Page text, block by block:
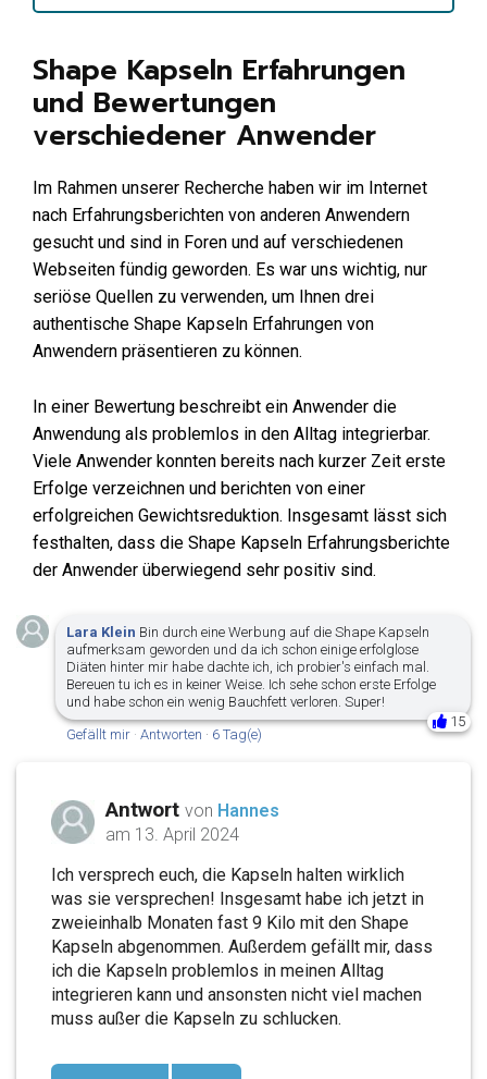
Shape Kapseln Erfahrungen
und Bewertungen
verschiedener Anwender
Im Rahmen unserer Recherche haben wir im Internet
nach Erfahrungsberichten von anderen Anwendern
gesucht und sind in Foren und auf verschiedenen
Webseiten fündig geworden. Es war uns wichtig, nur
seriöse Quellen zu verwenden, um Ihnen drei
authentische Shape Kapseln Erfahrungen von
Anwendern präsentieren zu können.
In einer Bewertung beschreibt ein Anwender die
Anwendung als problemlos in den Alltag integrierbar.
Viele Anwender konnten bereits nach kurzer Zeit erste
Erfolge verzeichnen und berichten von einer
erfolgreichen Gewichtsreduktion. Insgesamt lässt sich
festhalten, dass die Shape Kapseln Erfahrungsberichte
der Anwender überwiegend sehr positiv sind.
Lara Klein Bin durch eine Werbung auf die Shape Kapseln
aufmerksam geworden und da ich schon einige erfolglose
Diäten hinter mir habe dachte ich, ich probier's einfach mal.
Bereuen tu ich es in keiner Weise. Ich sehe schon erste Erfolge
und habe schon ein wenig Bauchfett verloren. Super!
15
Gefällt mir · Antworten · 6 Tag(e)
Antwort von Hannes
am 13. April 2024
Ich versprech euch, die Kapseln halten wirklich
was sie versprechen! Insgesamt habe ich jetzt in
zweieinhalb Monaten fast 9 Kilo mit den Shape
Kapseln abgenommen. Außerdem gefällt mir, dass
ich die Kapseln problemlos in meinen Alltag
integrieren kann und ansonsten nicht viel machen
muss außer die Kapseln zu schlucken.